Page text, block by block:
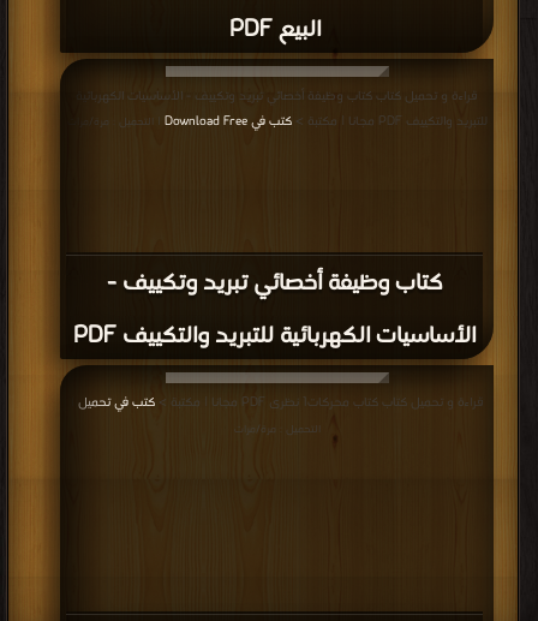
البيع PDF
كتاب وظيفة أخصائي تبريد وتكييف -
الأساسيات الكهربائية للتبريد والتكييف PDF
قراءة و تحميل كتاب كتاب وظيفة أخصائي تبريد وتكييف - الأساسيات الكهربائية
للتبريد والتكييف PDF مجانا | مكتبة >
كتب في Download Free | التحميل : مرة/مرات
قراءة و تحميل كتاب كتاب محركات1 نظرى PDF مجانا | مكتبة > كتب في تحميل
التحميل : مرة/مرات